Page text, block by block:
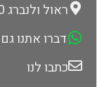
ראול ולנברג 20, תל אביב
דברו אתנו
כתבו לנו